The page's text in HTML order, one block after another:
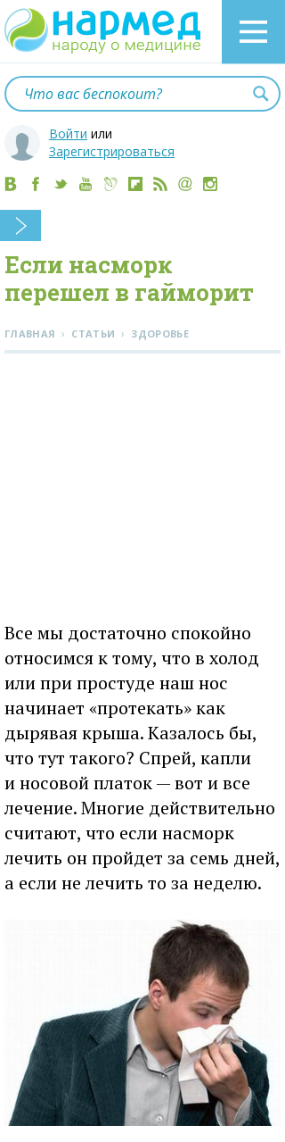
Войти или
Зарегистрироваться
Если насморк
перешел в гайморит
ГЛАВНАЯ › СТАТЬИ › ЗДОРОВЬЕ
Все мы достаточно спокойно
относимся к тому, что в холод
или при простуде наш нос
начинает «протекать» как
дырявая крыша. Казалось бы,
что тут такого? Спрей, капли
и носовой платок — вот и все
лечение. Многие действительно
считают, что если насморк
лечить он пройдет за семь дней,
а если не лечить то за неделю.